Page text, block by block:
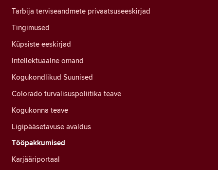
Tarbija terviseandmete privaatsuseeskirjad
Tingimused
Küpsiste eeskirjad
Intellektuaalne omand
Kogukondlikud Suunised
Colorado turvalisuspoliitika teave
Kogukonna teave
Ligipääsetavuse avaldus
Tööpakkumised
Karjääriportaal